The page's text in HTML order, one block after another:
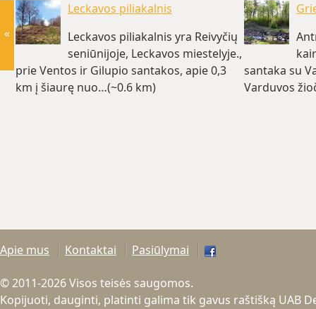
Leckavos piliakalnis
Leckavos piliakalnis yra Reivyčių
seniūnijoje, Leckavos miestelyje.,
prie Ventos ir Gilupio santakos, apie 0,3
km į šiaurę nuo…(~0.6 km)
santaka su
Varduvos
«
Apie mus Kontaktai Pasiūlymai
© 2011-2026 Visos teisės saugomos.
Kopijuoti, dauginti, platinti galima tik gavus raštišką UAB